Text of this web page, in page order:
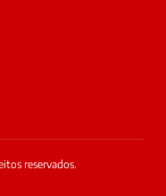
reservados.